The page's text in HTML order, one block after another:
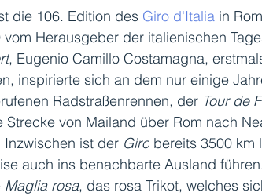
die 106. Edition des Giro d'Italia in
vom Herausgeber der italienischen
, Eugenio Camillo Costamagna,
inspirierte sich an dem nur einige
Radstraßenrennen, der Tour de
Strecke von Mailand über Rom nach
Inzwischen ist der Giro bereits 3500 km
auch ins benachbarte Ausland
Maglia rosa, das rosa Trikot, welches